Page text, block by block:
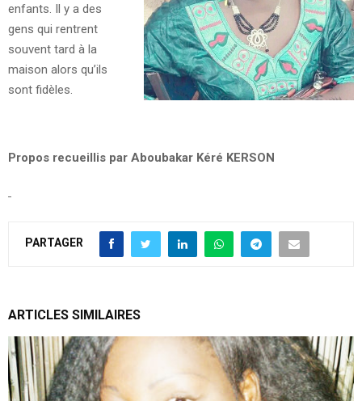
enfants. Il y a des
gens qui rentrent
souvent tard à la
maison alors qu’ils
sont fidèles.
Propos recueillis par Aboubakar Kéré KERSON
PARTAGER
ARTICLES SIMILAIRES